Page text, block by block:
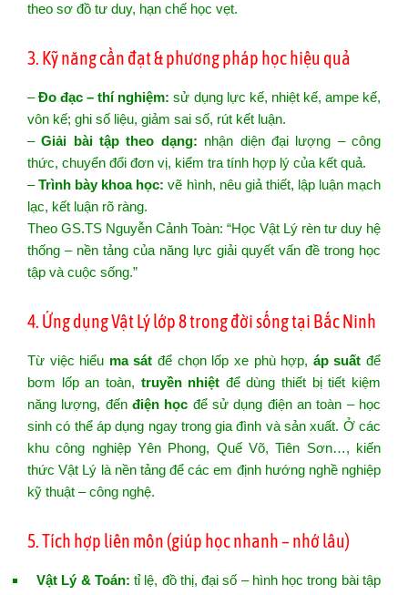
theo sơ đồ tư duy, hạn chế học vẹt.
3. Kỹ năng cần đạt & phương pháp học hiệu quả
–Đo đạc – thí nghiệm: sử dụng lực kế, nhiệt kế, ampe kế,
vôn kế; ghi số liệu, giảm sai số, rút kết luận.
–Giải bài tập theo dạng: nhận diện đại lượng – công
thức, chuyển đổi đơn vị, kiểm tra tính hợp lý của kết quả.
–Trình bày khoa học: vẽ hình, nêu giả thiết, lập luận mạch
lạc, kết luận rõ ràng.
Theo GS.TS Nguyễn Cảnh Toàn: “Học Vật Lý rèn tư duy hệ
thống – nền tảng của năng lực giải quyết vấn đề trong học
tập và cuộc sống.”
4. Ứng dụng Vật Lý lớp 8 trong đời sống tại Bắc Ninh
Từ việc hiểu ma sát để chọn lốp xe phù hợp, áp suất để
bơm lốp an toàn, truyền nhiệt để dùng thiết bị tiết kiệm
năng lượng, đến điện học để sử dụng điện an toàn – học
sinh có thể áp dụng ngay trong gia đình và sản xuất. Ở các
khu công nghiệp Yên Phong, Quế Võ, Tiên Sơn…, kiến
thức Vật Lý là nền tảng để các em định hướng nghề nghiệp
kỹ thuật – công nghệ.
5. Tích hợp liên môn (giúp học nhanh – nhớ lâu)
Vật Lý & Toán: tỉ lệ, đồ thị, đại số – hình học trong bài tập